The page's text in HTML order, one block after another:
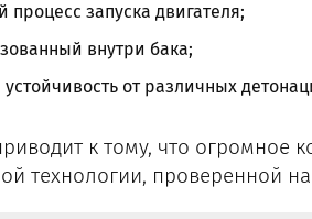
процесс запуска двигателя;
внутри бака;
от различных
к тому, что огромное
технологии, проверенной на